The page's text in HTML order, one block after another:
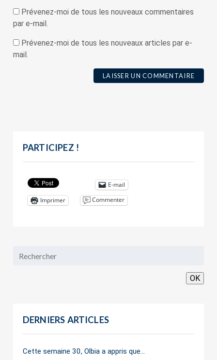
Prévenez-moi de tous les nouveaux commentaires
par e-mail.
Prévenez-moi de tous les nouveaux articles par e-
mail.
PARTICIPEZ !
E-mail
Imprimer
Commenter
OK
DERNIERS ARTICLES
Cette semaine 30, Olbia a appris que…